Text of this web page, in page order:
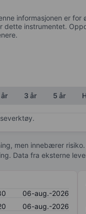
informasjonen er
dette instrumentet.
år 3 år 5 år
men innebærer
Data fra eksterne
06-aug.-2026
06-aug.-2026